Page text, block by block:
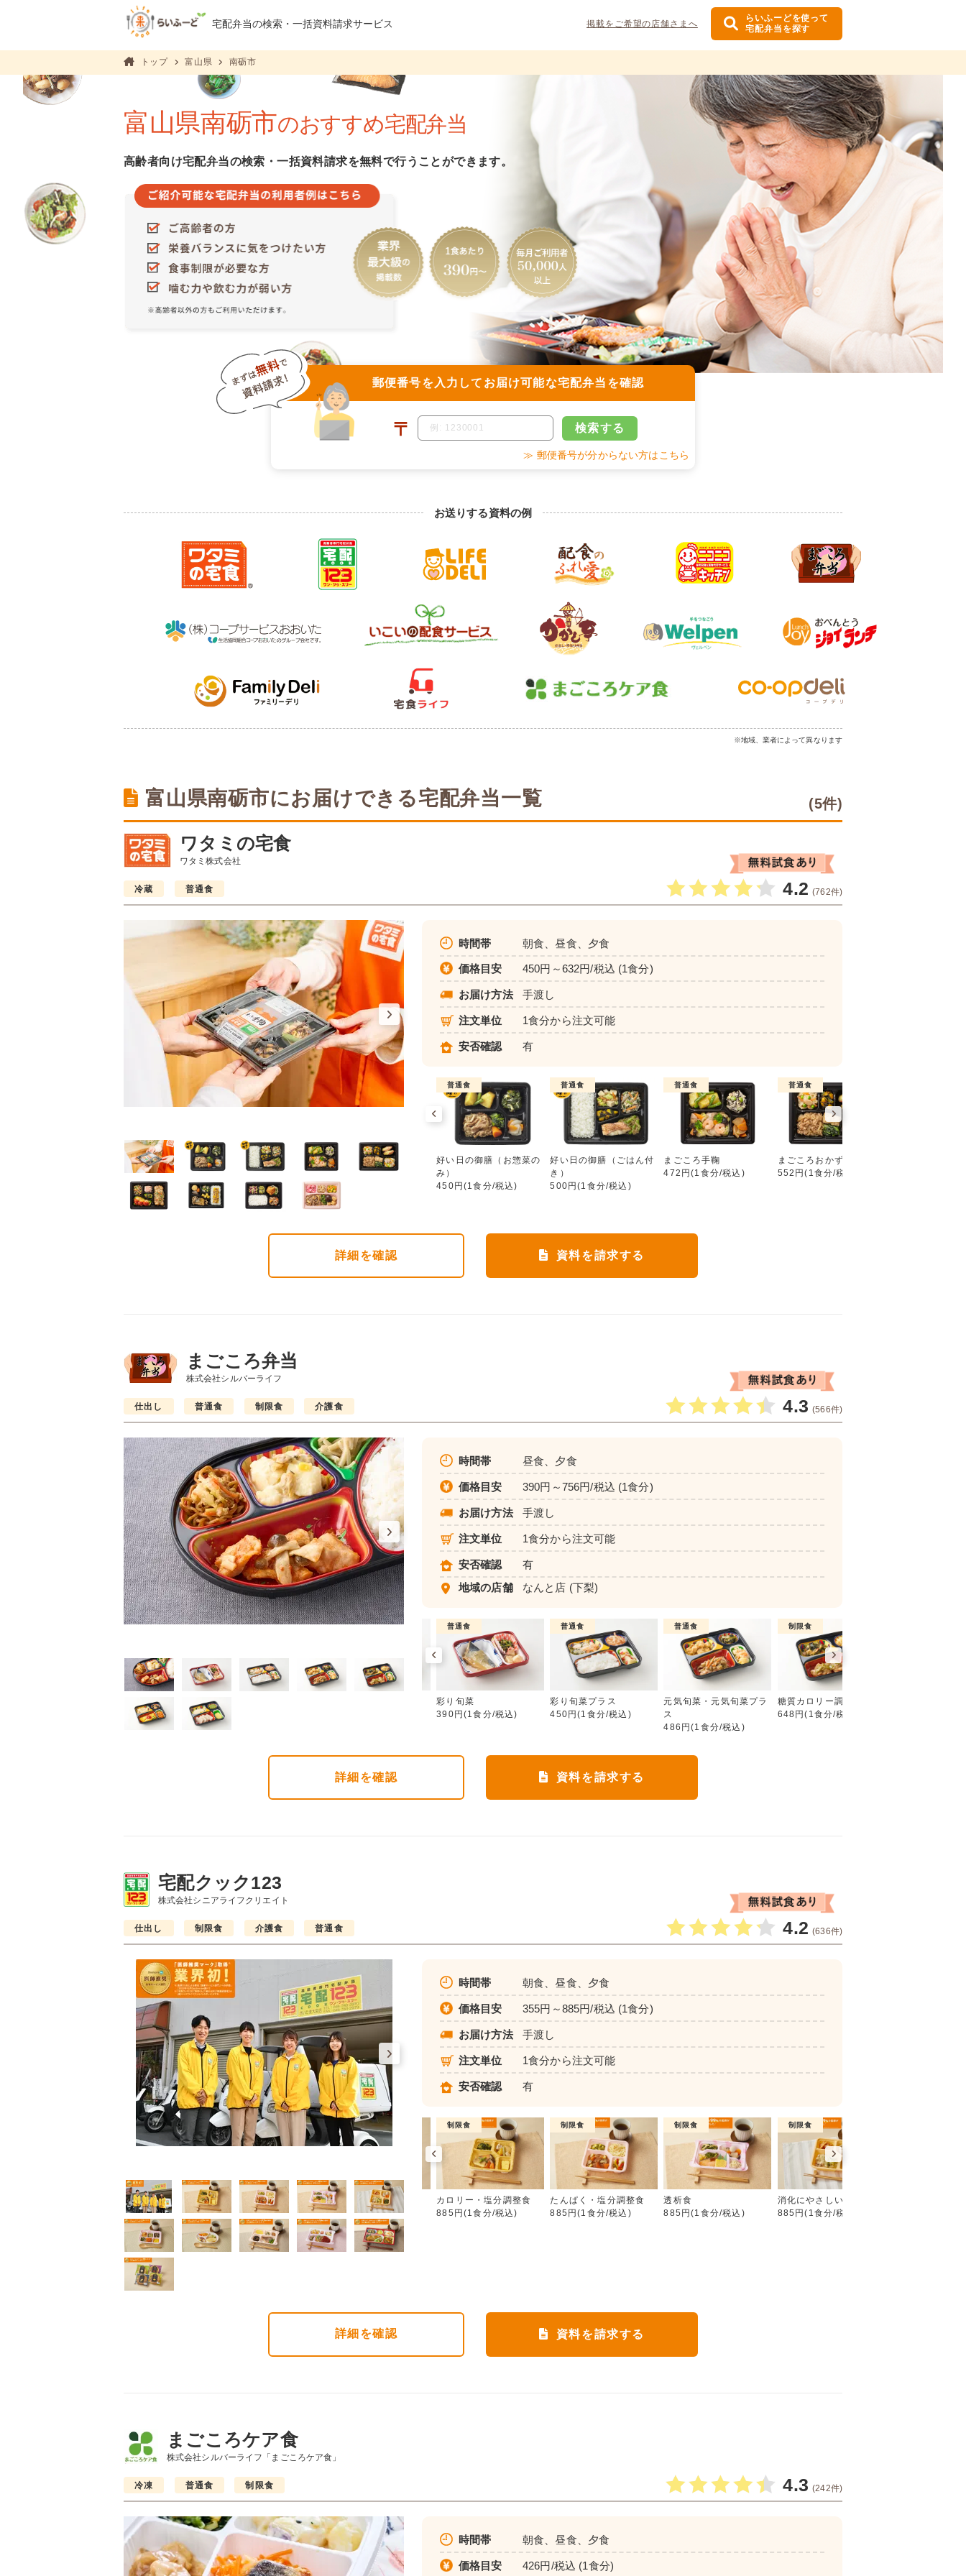
宅配弁当の検索・一括資料請求サービス 掲載をご希望の店舗さまへ
らいふーどを使って
宅配弁当を探す
トップ 富山県 南砺市
富山県南砺市のおすすめ宅配弁当
高齢者向け宅配弁当の検索・一括資料請求を無料で行うことができます。
郵便番号を入力して お届け可能な宅配弁当を確認
〒 検索する
≫ 郵便番号が分からない方はこちら
お送りする資料の例
※地域、業者によって異なります
富山県南砺市にお届けできる宅配弁当一覧 (5件)
ワタミの宅食
ワタミ株式会社
冷蔵 普通食 4.2 (762件)
好い日の御膳（お惣菜のみ） 好い日の御膳（ごはん付き）
時間帯 朝食、昼食、夕食
価格目安 450円～632円/税込 (1食分)
お届け方法 手渡し
注文単位 1食分から注文可能
安否確認 有
まごころ御膳
568円(1食分/税込)
まごころ小箱
496円(1食分/税込)
普通食
ワタミdeおいしい健康
552円(1食分/税込)
普通食
好い日の御膳（お惣菜の
み）
450円(1食分/税込)
普通食
好い日の御膳（ごはん付
き）
500円(1食分/税込)
普通食
まごころ手鞠
472円(1食分/税込)
普通食
まごころおかず
552円(1食分/税込)
詳細 を確認 資料を請求する
まごころ弁当
株式会社シルバーライフ
仕出し 普通食 制限食 介護食 4.3 (566件)
彩り旬菜 彩り旬菜プラス
時間帯 昼食、夕食
価格目安 390円～756円/税込 (1食分)
お届け方法 手渡し
注文単位 1食分から注文可能
安否確認
有
地域の店舗
なんと店 (下梨)
制限食
糖質カロリー調整食
648円(1食分/税込)
制限食
たんぱく調整食
756円(1食分/税込)
介護食 普通食
彩り旬菜
390円(1食分/税込)
普通食
彩り旬菜プラス
450円(1食分/税込)
普通食
元気旬菜・元気旬菜プラ
ス
486円(1食分/税込)
制限食
糖質カロリー調整食
648円(1食分/税込)
詳細 を確認 資料を請求する
宅配クック123
株式会社シニアライフクリエイト
仕出し 制限食 介護食 普通食 4.2 (636件)
カロリー・塩分調整食 たんぱく・塩分調整食
時間帯 朝食、昼食、夕食
価格目安 355円～885円/税込 (1食分)
お届け方法 手渡し
注文単位 1食分から注文可能
安否確認 有
幸たんぱく食
724円(1食分/税込)
普通食
健康ボリューム食
788円(1食分/税込)
普通食
朝食（パンセット）
355円(1食分/税込)
制限食
カロリー・塩分調整食
885円(1食分/税込)
制限食
たんぱく・塩分調整食
885円(1食分/税込)
制限食
透析食
885円(1食分/税込)
制限食
消化にやさしい食
885円(1食分/税込)
詳細 を確認 資料を請求する
まごころケア食
株式会社シルバーライフ「まごころケア食」
冷凍 普通食 制限食 4.3 (242件)
時間帯 朝食、昼食、夕食
価格目安 426円/税込 (1食分)